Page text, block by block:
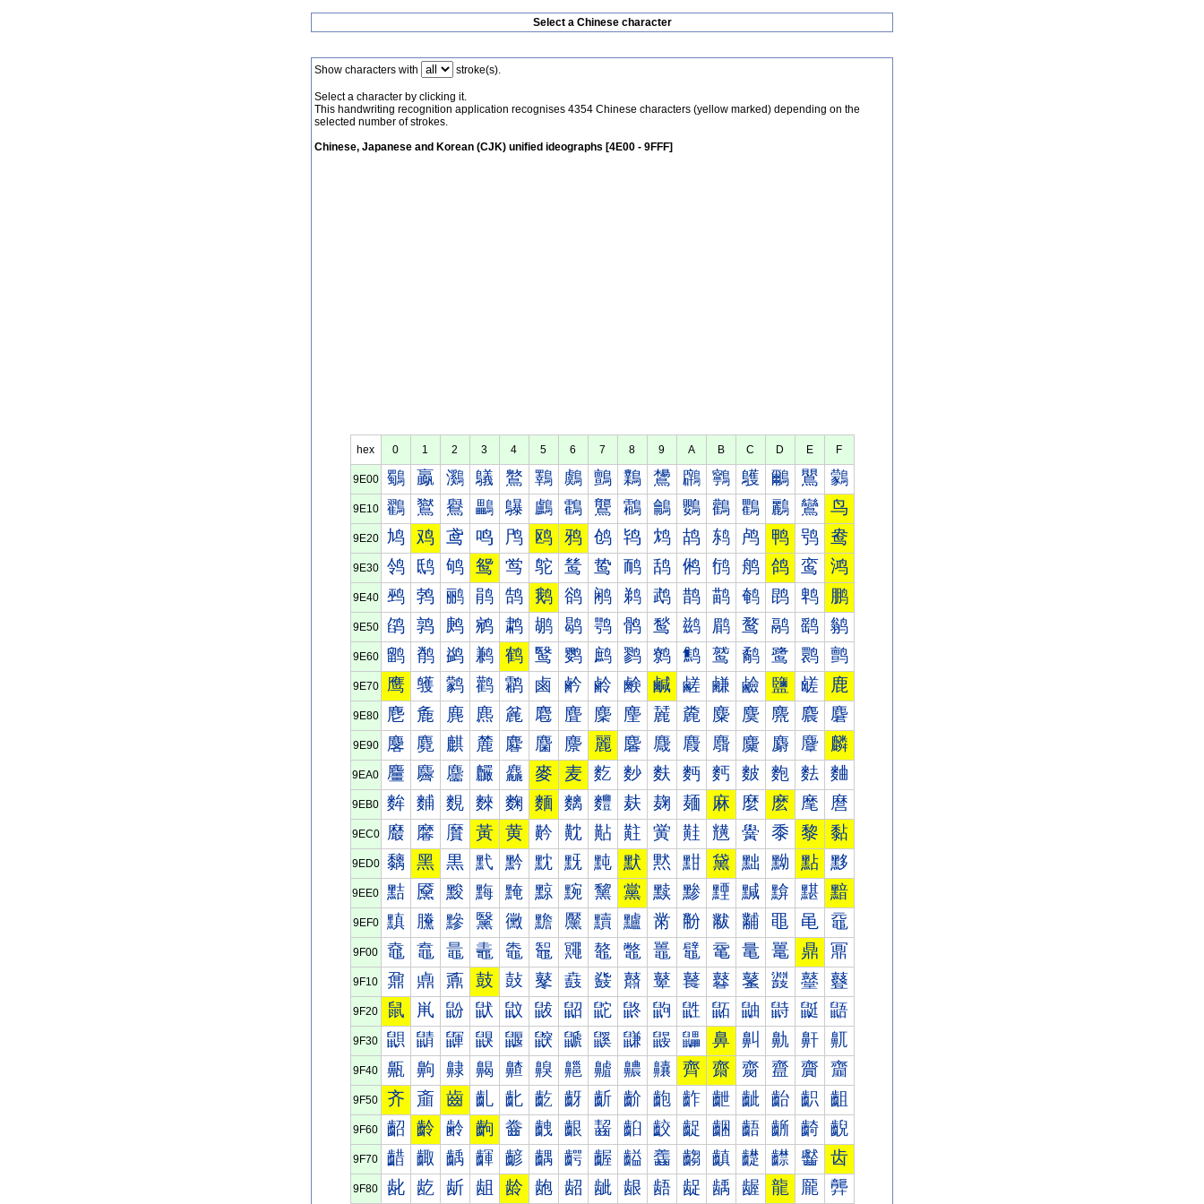
Select a Chinese character
Show characters with stroke(s).
Select a character by clicking it.
This handwriting recognition application recognises 4354 Chinese characters (yellow marked) depending on the
selected number of strokes.
Chinese, Japanese and Korean (CJK) unified ideographs [4E00 - 9FFF]
hex 0 1 2 3 4 5 6 7 8 9 A B C D E F
9E00 鸀 鸁 鸂 鸃 鸄 鸅 鸆 鸇 鸈 鸉 鸊 鸋 鸌 鸍 鸎 鸏
9E10 鸐 鸑 鸒 鸓 鸔 鸕 鸖 鸗 鸘 鸙 鸚 鸛 鸜 鸝 鸞 鸟
9E20 鸠 鸡 鸢 鸣 鸤 鸥 鸦 鸧 鸨 鸩 鸪 鸫 鸬 鸭 鸮 鸯
9E30 鸰 鸱 鸲 鸳 鸴 鸵 鸶 鸷 鸸 鸹 鸺 鸻 鸼 鸽 鸾 鸿
9E40 鹀 鹁 鹂 鹃 鹄 鹅 鹆 鹇 鹈 鹉 鹊 鹋 鹌 鹍 鹎 鹏
9E50 鹐 鹑 鹒 鹓 鹔 鹕 鹖 鹗 鹘 鹙 鹚 鹛 鹜 鹝 鹞 鹟
9E60 鹠 鹡 鹢 鹣 鹤 鹥 鹦 鹧 鹨 鹩 鹪 鹫 鹬 鹭 鹮 鹯
9E70 鹰 鹱 鹲 鹳 鹴 鹵 鹶 鹷 鹸 鹹 鹺 鹻 鹼 鹽 鹾 鹿
9E80 麀 麁 麂 麃 麄 麅 麆 麇 麈 麉 麊 麋 麌 麍 麎 麏
9E90 麐 麑 麒 麓 麔 麕 麖 麗 麘 麙 麚 麛 麜 麝 麞 麟
9EA0 麠 麡 麢 麣 麤 麥 麦 麧 麨 麩 麪 麫 麬 麭 麮 麯
9EB0 麰 麱 麲 麳 麴 麵 麶 麷 麸 麹 麺 麻 麼 麽 麾 麿
9EC0 黀 黁 黂 黃 黄 黅 黆 黇 黈 黉 黊 黋 黌 黍 黎 黏
9ED0 黐 黑 黒 黓 黔 黕 黖 黗 默 黙 黚 黛 黜 黝 點 黟
9EE0 黠 黡 黢 黣 黤 黥 黦 黧 黨 黩 黪 黫 黬 黭 黮 黯
9EF0 黰 黱 黲 黳 黴 黵 黶 黷 黸 黹 黺 黻 黼 黽 黾 黿
9F00 鼀 鼁 鼂 鼃 鼄 鼅 鼆 鼇 鼈 鼉 鼊 鼋 鼌 鼍 鼎 鼏
9F10 鼐 鼑 鼒 鼓 鼔 鼕 鼖 鼗 鼘 鼙 鼚 鼛 鼜 鼝 鼞 鼟
9F20 鼠 鼡 鼢 鼣 鼤 鼥 鼦 鼧 鼨 鼩 鼪 鼫 鼬 鼭 鼮 鼯
9F30 鼰 鼱 鼲 鼳 鼴 鼵 鼶 鼷 鼸 鼹 鼺 鼻 鼼 鼽 鼾 鼿
9F40 齀 齁 齂 齃 齄 齅 齆 齇 齈 齉 齊 齋 齌 齍 齎 齏
9F50 齐 齑 齒 齓 齔 齕 齖 齗 齘 齙 齚 齛 齜 齝 齞 齟
9F60 齠 齡 齢 齣 齤 齥 齦 齧 齨 齩 齪 齫 齬 齭 齮 齯
9F70 齰 齱 齲 齳 齴 齵 齶 齷 齸 齹 齺 齻 齼 齽 齾 齿
9F80 龀 龁 龂 龃 龄 龅 龆 龇 龈 龉 龊 龋 龌 龍 龎 龏